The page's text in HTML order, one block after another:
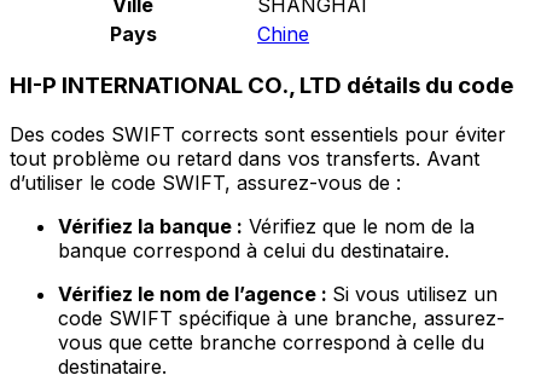
Pays
Chine
HI-P INTERNATIONAL CO., LTD détails du code
Des codes SWIFT corrects sont essentiels pour éviter
tout problème ou retard dans vos transferts. Avant
d’utiliser le code SWIFT, assurez-vous de :
Vérifiez la banque : Vérifiez que le nom de la
banque correspond à celui du destinataire.
Vérifiez le nom de l’agence : Si vous utilisez un
code SWIFT spécifique à une branche, assurez-
vous que cette branche correspond à celle du
destinataire.